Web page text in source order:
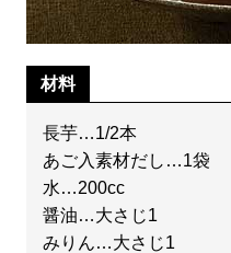
材料
長芋…1/2本
あご入素材だし…1袋
水…200cc
醤油…大さじ1
みりん…大さじ1